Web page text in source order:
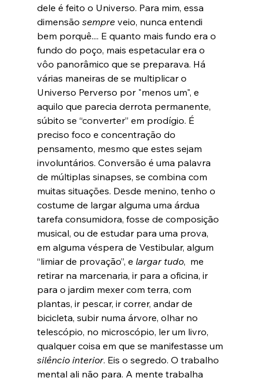
dele é feito o Universo. Para mim, essa
dimensão sempre veio, nunca entendi
bem porquê.... E quanto mais fundo era o
fundo do poço, mais espetacular era o
vôo panorâmico que se preparava. Há
várias maneiras de se multiplicar o
Universo Perverso por "menos um", e
aquilo que parecia derrota permanente,
súbito se “converter” em prodígio. É
preciso foco e concentração do
pensamento, mesmo que estes sejam
involuntários. Conversão é uma palavra
de múltiplas sinapses, se combina com
muitas situações. Desde menino, tenho o
costume de largar alguma uma árdua
tarefa consumidora, fosse de composição
musical, ou de estudar para uma prova,
em alguma véspera de Vestibular, algum
“limiar de provação”, e largar tudo,  me
retirar na marcenaria, ir para a oficina, ir
para o jardim mexer com terra, com
plantas, ir pescar, ir correr, andar de
bicicleta, subir numa árvore, olhar no
telescópio, no microscópio, ler um livro,
qualquer coisa em que se manifestasse um
silêncio interior. Eis o segredo. O trabalho
mental ali não para. A mente trabalha